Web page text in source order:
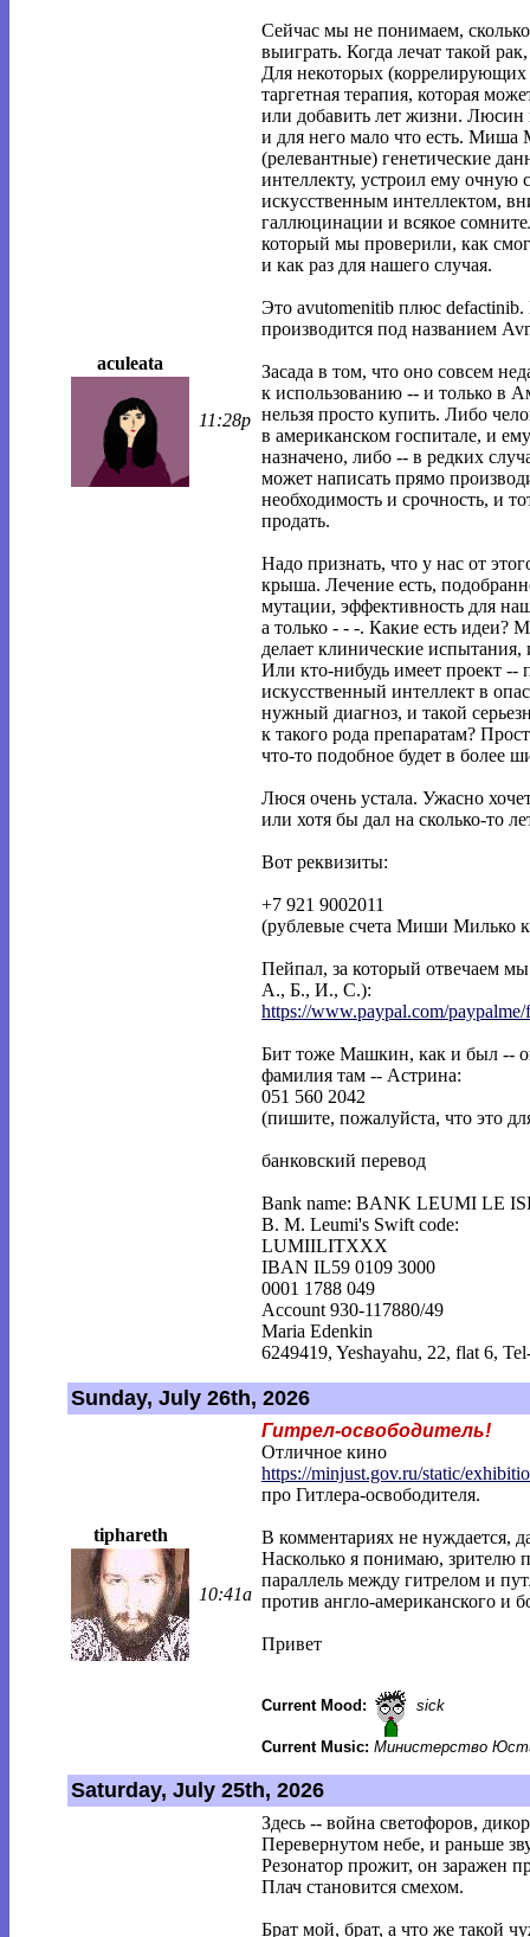
aculeata
11:28p
Сейчас мы не понимаем,
выиграть. Когда лечат такой
Для некоторых (коррелирующих
таргетная терапия, которая
или добавить лет жизни. Люсин
и для него мало что есть.
(релевантные) генетические
интеллекту, устроил ему очную
искусственным интеллектом,
галлюцинации и всякое
который мы проверили, как
и как раз для нашего случая.
Это avutomenitib плюс
производится под названием
Засада в том, что оно совсем
к использованию -- и только в
нельзя просто купить. Либо
в американском госпитале, и
назначено, либо -- в редких
может написать прямо
необходимость и срочность, и
продать.
Надо признать, что у нас от
крыша. Лечение есть,
мутации, эффективность для
а только - - -. Какие есть идеи?
делает клинические
Или кто-нибудь имеет проект --
искусственный интеллект в
нужный диагноз, и такой
к такого рода препаратам?
что-то подобное будет в более
Люся очень устала. Ужасно
или хотя бы дал на сколько-то
Вот реквизиты:
+7 921 9002011
(рублевые счета Миши Милько
Пейпал, за который отвечаем
А., Б., И., С.):
https://www.paypal.com/
Бит тоже Машкин, как и был --
фамилия там -- Астрина:
051 560 2042
(пишите, пожалуйста, что это
банковский перевод
Bank name: BANK LEUMI LE
B. M. Leumi's Swift code:
LUMIILITXXX
IBAN IL59 0109 3000
0001 1788 049
Account 930-117880/49
Maria Edenkin
6249419, Yeshayahu, 22, flat 6,
Sunday, July 26th, 2026
tiphareth
10:41a
Гитрел-освободитель!
Отличное кино
https://minjust.gov.ru/static/exhibitio
про Гитлера-освободителя.
В комментариях не нуждается,
Насколько я понимаю, зрителю
параллель между гитрелом и
против англо-американского и
Привет
Current Mood: sick
Current Music: Министерство
Saturday, July 25th, 2026
Здесь -- война светофоров,
Перевернутом небе, и раньше
Резонатор прожит, он заражен
Плач становится смехом.
Брат мой, брат, а что же такой